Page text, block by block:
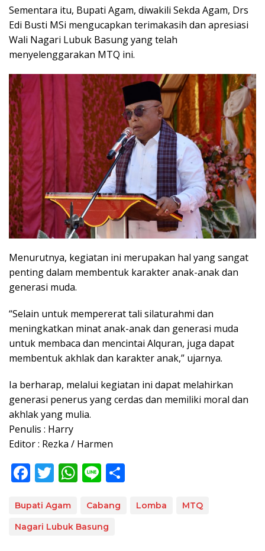
Sementara itu, Bupati Agam, diwakili Sekda Agam, Drs
Edi Busti MSi mengucapkan terimakasih dan apresiasi
Wali Nagari Lubuk Basung yang telah
menyelenggarakan MTQ ini.
Menurutnya, kegiatan ini merupakan hal yang sangat
penting dalam membentuk karakter anak-anak dan
generasi muda.
“Selain untuk mempererat tali silaturahmi dan
meningkatkan minat anak-anak dan generasi muda
untuk membaca dan mencintai Alquran, juga dapat
membentuk akhlak dan karakter anak,” ujarnya.
Ia berharap, melalui kegiatan ini dapat melahirkan
generasi penerus yang cerdas dan memiliki moral dan
akhlak yang mulia.
Penulis : Harry
Editor : Rezka / Harmen
F
e
b
T
itt
er
W
at
s
Li
e ar
Bupati Agam Cabang Lomba
MTQ
Nagari Lubuk Basung